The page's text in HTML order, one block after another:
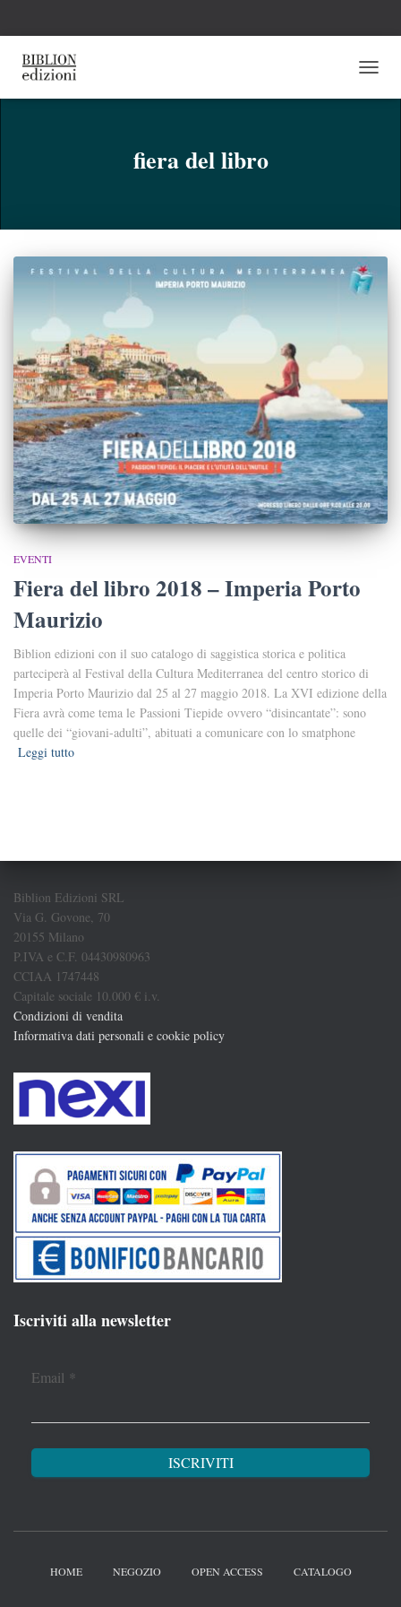
fiera del libro
EVENTI
Fiera del libro 2018 – Imperia Porto
Maurizio
Biblion edizioni con il suo catalogo di saggistica storica e politica
parteciperà al Festival della Cultura Mediterranea del centro storico di
Imperia Porto Maurizio dal 25 al 27 maggio 2018. La XVI edizione della
Fiera avrà come tema le Passioni Tiepide ovvero “disincantate”: sono
quelle dei “giovani-adulti”, abituati a comunicare con lo smatphone
Leggi tutto
Biblion Edizioni SRL
Via G. Govone, 70
20155 Milano
P.IVA e C.F. 04430980963
CCIAA 1747448
Capitale sociale 10.000 € i.v.
Condizioni di vendita
Informativa dati personali e cookie policy
Iscriviti alla newsletter
Email *
HOME NEGOZIO OPEN ACCESS CATALOGO